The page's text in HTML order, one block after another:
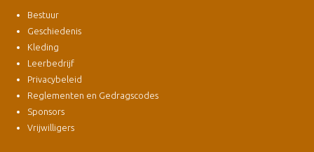
Bestuur
Geschiedenis
Kleding
Leerbedrijf
Privacybeleid
Reglementen en Gedragscodes
Sponsors
Vrijwilligers